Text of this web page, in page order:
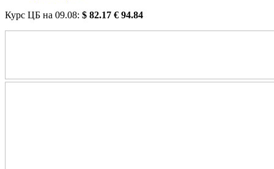
Курс ЦБ на 09.08: $ 82.17 € 94.84